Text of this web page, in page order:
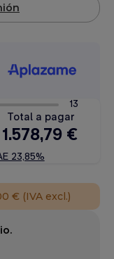
€ (IVA excl.)